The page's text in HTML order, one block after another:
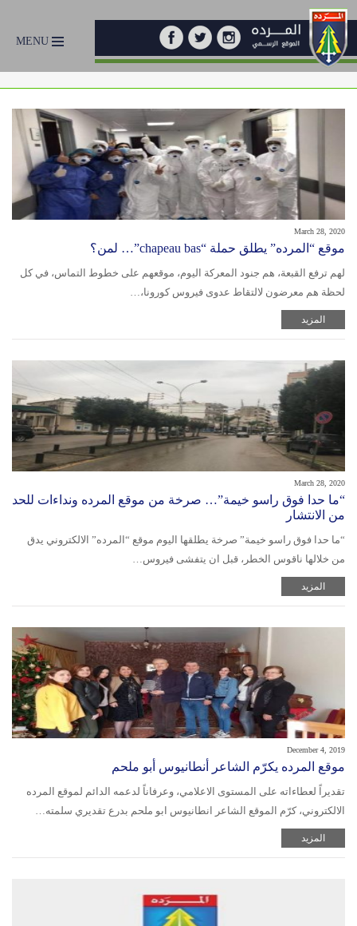
MENU
March 28, 2020
موقع “المرده” يطلق حملة “chapeau bas”… لمن؟
لهم ترفع القبعة، هم جنود المعركة اليوم، موقعهم على خطوط التماس، في كل
لحظة هم معرضون لالتقاط عدوى فيروس كورونا،…
المزيد
March 28, 2020
“ما حدا فوق راسو خيمة”… صرخة من موقع المرده ونداءات للحد
من الانتشار
“ما حدا فوق راسو خيمة” صرخة يطلقها اليوم موقع “المرده” الالكتروني يدق
من خلالها ناقوس الخطر، قبل ان يتفشى فيروس…
المزيد
December 4, 2019
موقع المرده يكرّم الشاعر أنطانيوس أبو ملحم
تقديراً لعطاءاته على المستوى الاعلامي، وعرفاناً لدعمه الدائم لموقع المرده
الالكتروني، كرّم الموقع الشاعر انطانيوس ابو ملحم بدرع تقديري سلمته…
المزيد